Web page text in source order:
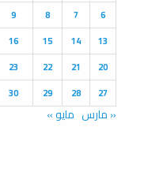
:
6
7
8
9
13
14
15
16
20
21
22
23
27
28
29
30
« مارس مايو »